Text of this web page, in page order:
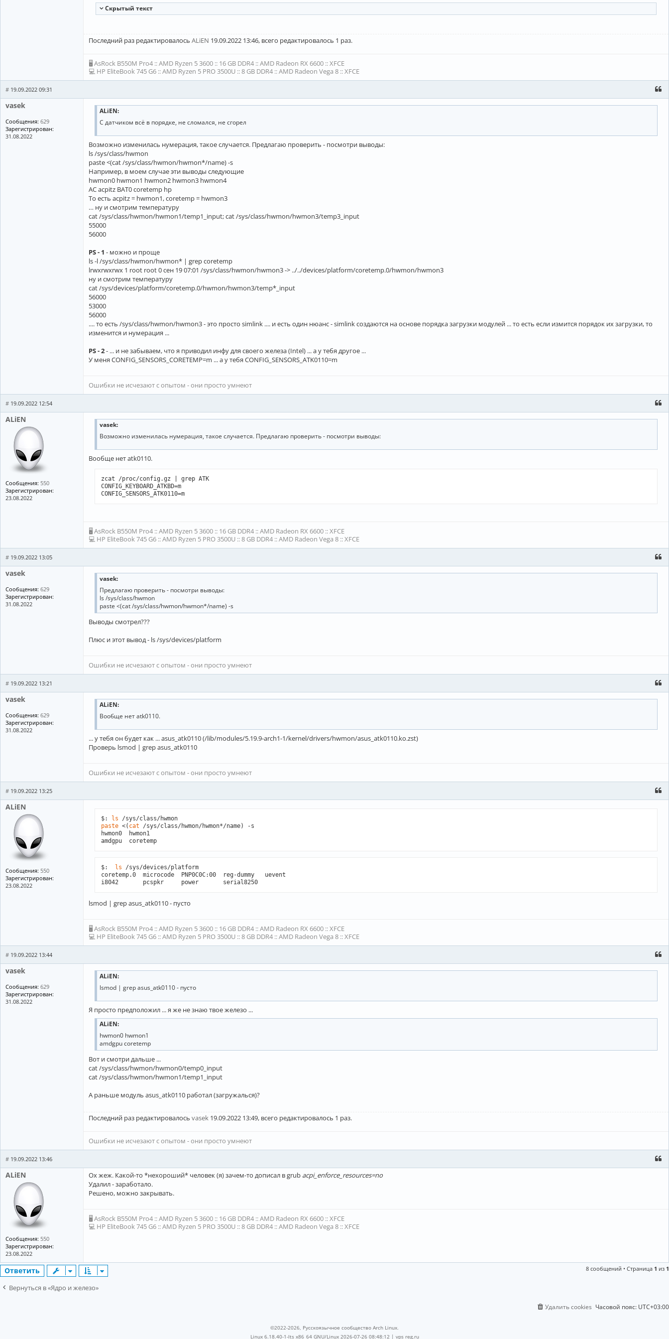
Cкрытый текст
Последний раз редактировалось ALiEN 19.09.2022 13:46, всего редактировалось 1 раз.
🖥 AsRock B550M Pro4 :: AMD Ryzen 5 3600 :: 16 GB DDR4 :: AMD Radeon RX 6600 :: XFCE
💻 HP EliteBook 745 G6 :: AMD Ryzen 5 PRO 3500U :: 8 GB DDR4 :: AMD Radeon Vega 8 :: XFCE
vasek
Сообщения: 629
Зарегистрирован:
31.08.2022
# 19.09.2022 09:31
ALiEN:
C датчиком всё в порядке, не сломался, не сгорел
Возможно изменилась нумерация, такое случается. Предлагаю проверить - посмотри выводы:
ls /sys/class/hwmon
paste <(cat /sys/class/hwmon/hwmon*/name) -s
Например, в моем случае эти выводы следующие
hwmon0 hwmon1 hwmon2 hwmon3 hwmon4
AC acpitz BAT0 coretemp hp
То есть acpitz = hwmon1, coretemp = hwmon3
… ну и смотрим температуру
cat /sys/class/hwmon/hwmon1/temp1_input; cat /sys/class/hwmon/hwmon3/temp3_input
55000
56000
PS - 1 - можно и проще
ls -l /sys/class/hwmon/hwmon* | grep coretemp
lrwxrwxrwx 1 root root 0 сен 19 07:01 /sys/class/hwmon/hwmon3 -> ../../devices/platform/coretemp.0/hwmon/hwmon3
ну и смотрим температуру
cat /sys/devices/platform/coretemp.0/hwmon/hwmon3/temp*_input
56000
53000
56000
.... то есть /sys/class/hwmon/hwmon3 - это просто simlink .... и есть один нюанс - simlink создаются на основе порядка загрузки модулей ... то есть если измится порядок их загрузки, то
изменится и нумерация ...
PS - 2- ... и не забываем, что я приводил инфу для своего железа (Intel) ... а у тебя другое ...
У меня CONFIG_SENSORS_CORETEMP=m ... а у тебя CONFIG_SENSORS_ATK0110=m
Ошибки не исчезают с опытом - они просто умнеют
ALiEN
Сообщения: 550
Зарегистрирован:
23.08.2022
# 19.09.2022 12:54
vasek:
Возможно изменилась нумерация, такое случается. Предлагаю проверить - посмотри выводы:
Вообще нет atk0110.
zcat /proc/config.gz | grep ATK
CONFIG_KEYBOARD_ATKBD=m
CONFIG_SENSORS_ATK0110=m
🖥 AsRock B550M Pro4 :: AMD Ryzen 5 3600 :: 16 GB DDR4 :: AMD Radeon RX 6600 :: XFCE
💻 HP EliteBook 745 G6 :: AMD Ryzen 5 PRO 3500U :: 8 GB DDR4 :: AMD Radeon Vega 8 :: XFCE
vasek
Сообщения: 629
Зарегистрирован:
31.08.2022
# 19.09.2022 13:05
vasek:
Предлагаю проверить - посмотри выводы:
ls /sys/class/hwmon
paste <(cat /sys/class/hwmon/hwmon*/name) -s
Выводы смотрел???
Плюс и этот вывод - ls /sys/devices/platform
Ошибки не исчезают с опытом - они просто умнеют
vasek
Сообщения: 629
Зарегистрирован:
31.08.2022
# 19.09.2022 13:21
ALiEN:
Вообще нет atk0110.
... у тебя он будет как ... asus_atk0110 (/lib/modules/5.19.9-arch1-1/kernel/drivers/hwmon/asus_atk0110.ko.zst)
Проверь lsmod | grep asus_atk0110
Ошибки не исчезают с опытом - они просто умнеют
ALiEN
Сообщения: 550
Зарегистрирован:
23.08.2022
# 19.09.2022 13:25
$: ls
paste <( cat /sys/class/hwmon/hwmon*/name) -s
hwmon0  hwmon1
amdgpu	coretemp
$: ls /sys/devices/platform
coretemp.0  microcode  PNP0C0C:00  reg-dummy   uevent
lsmod | grep asus_atk0110 - пусто
🖥 AsRock B550M Pro4 :: AMD Ryzen 5 3600 :: 16 GB DDR4 :: AMD Radeon RX 6600 :: XFCE
💻 HP EliteBook 745 G6 :: AMD Ryzen 5 PRO 3500U :: 8 GB DDR4 :: AMD Radeon Vega 8 :: XFCE
vasek
Сообщения: 629
Зарегистрирован:
31.08.2022
# 19.09.2022 13:44
ALiEN:
lsmod | grep asus_atk0110 - пусто
Я просто предположил ... я же не знаю твое железо ...
ALiEN:
hwmon0 hwmon1
amdgpu coretemp
Вот и смотри дальше ...
cat /sys/class/hwmon/hwmon0/temp0_input
cat /sys/class/hwmon/hwmon1/temp1_input
А раньше модуль asus_atk0110 работал (загружалься)?
Последний раз редактировалось vasek 19.09.2022 13:49, всего редактировалось 1 раз.
Ошибки не исчезают с опытом - они просто умнеют
ALiEN
Сообщения: 550
Зарегистрирован:
23.08.2022
# 19.09.2022 13:46
Ох жеж. Какой-то *нехороший* человек (я) зачем-то дописал в grub acpi_enforce_resources=no
Удалил - заработало.
Решено, можно закрывать.
🖥 AsRock B550M Pro4 :: AMD Ryzen 5 3600 :: 16 GB DDR4 :: AMD Radeon RX 6600 :: XFCE
💻 HP EliteBook 745 G6 :: AMD Ryzen 5 PRO 3500U :: 8 GB DDR4 :: AMD Radeon Vega 8 :: XFCE
Ответить 8 сообщений • Страница 1 из 1
Вернуться в «Ядро и железо»
Часовой пояс: UTC+03:00
Удалить cookies
©2022-2026, Русскоязычное сообщество Arch Linux.
Linux 6.18.40-1-lts x86_64 GNU/Linux 2026-07-26 08:48:12 | vps reg.ru